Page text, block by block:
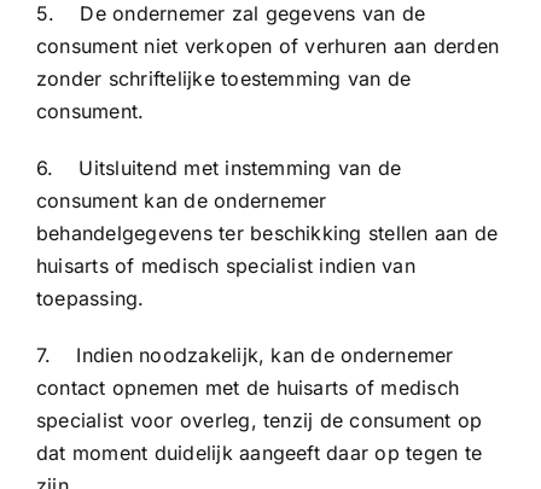
5. De ondernemer zal gegevens van de
consument niet verkopen of verhuren aan derden
zonder schriftelijke toestemming van de
consument.
6. Uitsluitend met instemming van de
consument kan de ondernemer
behandelgegevens ter beschikking stellen aan de
huisarts of medisch specialist indien van
toepassing.
7. Indien noodzakelijk, kan de ondernemer
contact opnemen met de huisarts of medisch
specialist voor overleg, tenzij de consument op
dat moment duidelijk aangeeft daar op tegen te